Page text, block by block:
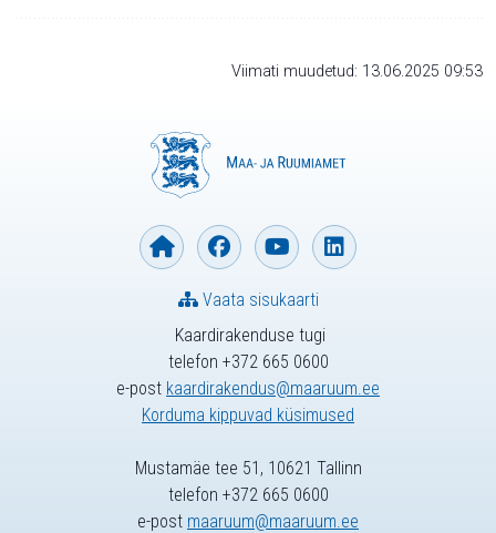
Viimati muudetud: 13.06.2025 09:53
Kaardirakenduse tugi
telefon +372 665 0600
e-post kaardirakendus@maaruum.ee
Korduma kippuvad küsimused
Vaata sisukaarti
Mustamäe tee 51, 10621 Tallinn
telefon +372 665 0600
e-post maaruum@maaruum.ee